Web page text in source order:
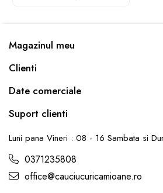
Magazinul meu
Clienti
Date comerciale
Suport clienti
Luni pana Vineri : 08 - 16 Sambata si
0371235808
office@cauciucuricamioane.ro